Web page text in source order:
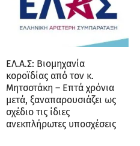
ΕΛ.Α.Σ: Βιομηχανία
κοροϊδίας από τον κ.
Μητσοτάκη – Επτά χρόνια
μετά, ξαναπαρουσιάζει ως
σχέδιο τις ίδιες
ανεκπλήρωτες υποσχέσεις